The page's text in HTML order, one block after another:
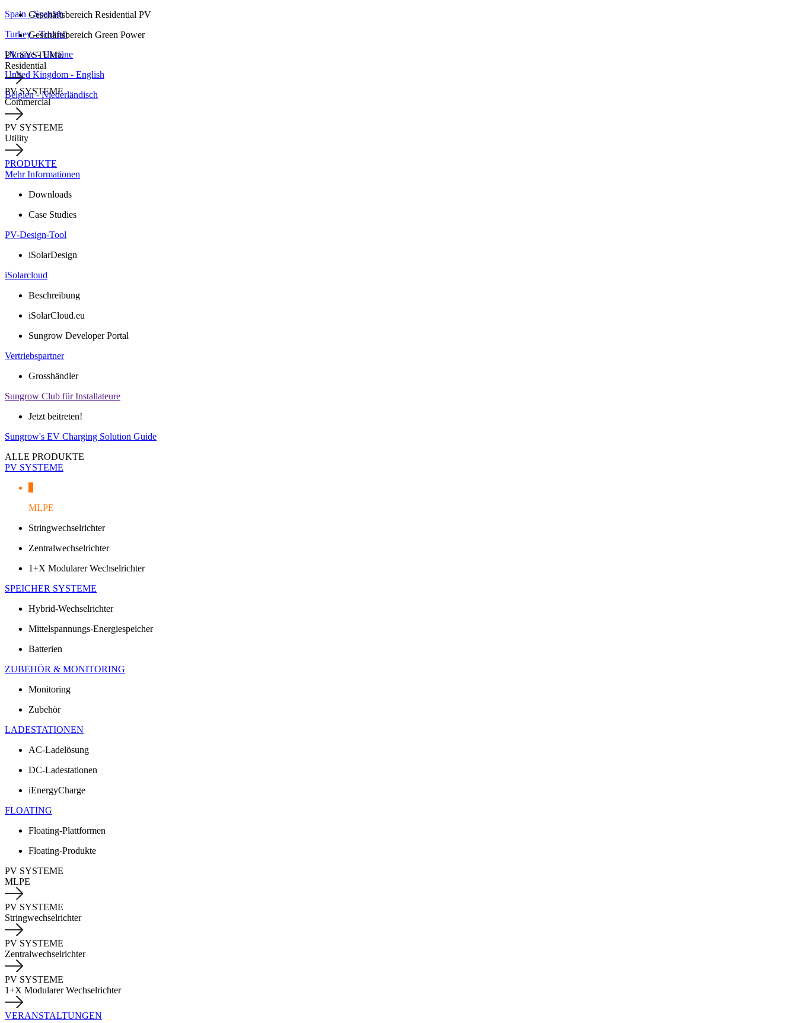
Spain - Spanish
Turkey - Turkish
Ukraine - Ukraine
United Kingdom - English
Belgien - Niederländisch
Geschäftsbereich Residential PV
Geschäftsbereich Green Power
PV SYSTEME
Residential
PV SYSTEME
Commercial
PV SYSTEME
Utility
PRODUKTE
Mehr Informationen
Downloads
Case Studies
PV-Design-Tool
iSolarDesign
iSolarcloud
Beschreibung
iSolarCloud.eu
Sungrow Developer Portal
Vertriebspartner
Grosshändler
Sungrow Club für Installateure
Jetzt beitreten!
Sungrow's EV Charging Solution Guide
ALLE PRODUKTE
PV SYSTEME
MLPE
Stringwechselrichter
Zentralwechselrichter
1+X Modularer Wechselrichter
SPEICHER SYSTEME
Hybrid-Wechselrichter
Mittelspannungs-Energiespeicher
Batterien
ZUBEHÖR & MONITORING
Monitoring
Zubehör
LADESTATIONEN
AC-Ladelösung
DC-Ladestationen
iEnergyCharge
FLOATING
Floating-Plattformen
Floating-Produkte
PV SYSTEME
MLPE
PV SYSTEME
Stringwechselrichter
PV SYSTEME
Zentralwechselrichter
PV SYSTEME
1+X Modularer Wechselrichter
VERANSTALTUNGEN